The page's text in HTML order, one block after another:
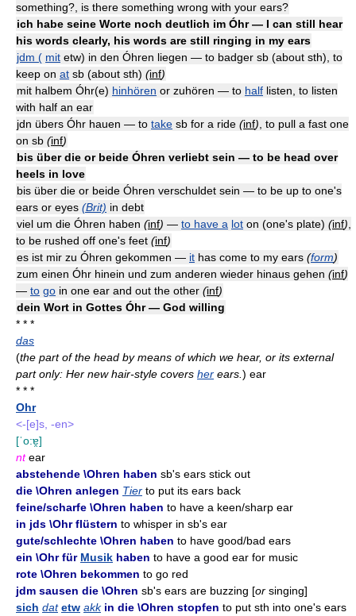
something?, is there something wrong with your ears?
ich habe seine Worte noch deutlich im Óhr — I can still hear
his words clearly, his words are still ringing in my ears
jdm ( mit etw) in den Óhren liegen — to badger sb (about sth), to
keep on at sb (about sth) (inf)
mit halbem Óhr(e) hinhören or zuhören — to half listen, to listen
with half an ear
jdn übers Óhr hauen — to take sb for a ride (inf) , to pull a fast one
on sb (inf)
bis über die or beide Óhren verliebt sein — to be head over
heels in love
bis über die or beide Óhren verschuldet sein — to be up to one's
ears or eyes (Brit) in debt
viel um die Óhren haben (inf) — to have a lot on (one's plate) (inf)
to be rushed off one's feet (inf)
es ist mir zu Óhren gekommen — it has come to my ears (form)
zum einen Óhr hinein und zum anderen wieder hinaus gehen (inf)
— to go in one ear and out the other (inf)
dein Wort in Gottes Óhr — God willing
* * *
das
(the part of the head by means of which we hear, or its external
part only: Her new hair-style covers her ears. ) ear
* * *
Ohr
<-[e]s, -en>
[ˈo:ɐ̯]
ntear
abstehende \Ohren haben sb's ears stick out
die \Ohren anlegen Tier to put its ears back
feine/scharfe \Ohren haben to have a keen/sharp ear
in jds \Ohr flüstern to whisper in sb's ear
gute/schlechte \Ohren haben to have good/bad ears
ein \Ohr für Musik haben to have a good ear for music
rote \Ohren bekommen to go red
jdm sausen die \Ohren sb's ears are buzzing [or singing]
sich dat etw akk in die \Ohren stopfen to put sth into one's ears